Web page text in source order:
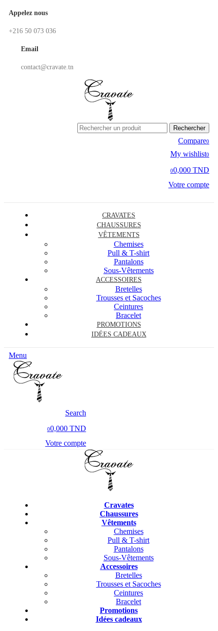
Appelez nous
+216 50 073 036
Email
contact@cravate.tn
Rechercher
Compare0
My wishlist0
00,000 TND
Votre compte
CRAVATES
CHAUSSURES
VÊTEMENTS
Chemises
Pull & T-shirt
Pantalons
Sous-Vêtements
ACCESSOIRES
Bretelles
Trousses et Sacoches
Ceintures
Bracelet
PROMOTIONS
IDÉES CADEAUX
Menu
Search
00,000 TND
Votre compte
Cravates
Chaussures
Vêtements
Chemises
Pull & T-shirt
Pantalons
Sous-Vêtements
Accessoires
Bretelles
Trousses et Sacoches
Ceintures
Bracelet
Promotions
Idées cadeaux